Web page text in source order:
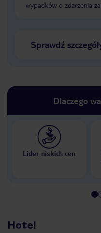
wypadków o zdarzenia
Sprawdź
Dlaczego
Lider niskich cen
Hotel